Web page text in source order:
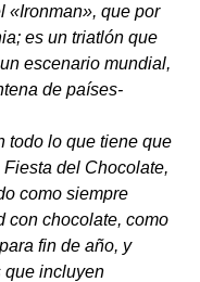
«Ironman», que por
es un triatlón que
escenario mundial,
de países-
todo lo que tiene que
del Chocolate,
como siempre
con chocolate, como
fin de año, y
que incluyen